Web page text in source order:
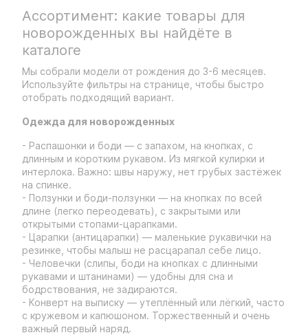
Ассортимент: какие товары для
новорожденных вы найдёте в
каталоге
Мы собрали модели от рождения до 3-6 месяцев.
Используйте фильтры на странице, чтобы быстро
отобрать подходящий вариант.
Одежда для новорожденных
- Распашонки и боди — с запахом, на кнопках, с
длинным и коротким рукавом. Из мягкой кулирки и
интерлока. Важно: швы наружу, нет грубых застёжек
на спинке.
- Ползунки и боди-ползунки — на кнопках по всей
длине (легко переодевать), с закрытыми или
открытыми стопами-царапками.
- Царапки (антицарапки) — маленькие рукавички на
резинке, чтобы малыш не расцарапал себе лицо.
- Человечки (слипы, боди на кнопках с длинными
рукавами и штанинами) — удобны для сна и
бодрствования, не задираются.
- Конверт на выписку — утеплённый или лёгкий, часто
с кружевом и капюшоном. Торжественный и очень
важный первый наряд.